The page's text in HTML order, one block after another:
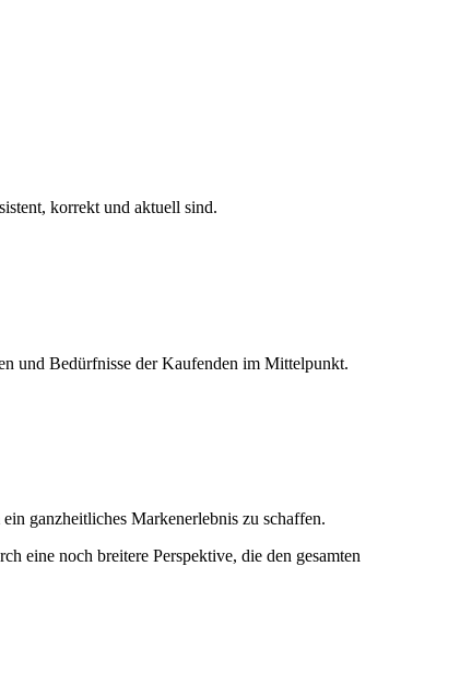
korrekt und aktuell sind.
und Bedürfnisse der Kaufenden im Mittelpunkt.
ganzheitliches Markenerlebnis zu schaffen.
eine noch breitere Perspektive, die den gesamten